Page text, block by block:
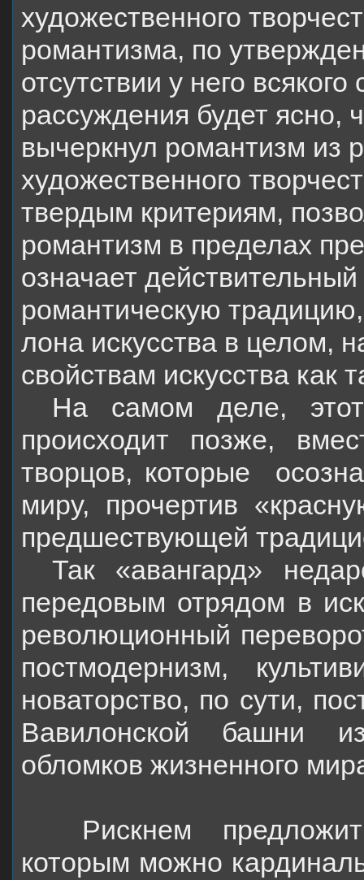
художественного
романтизма, по
отсутствии у него
рассуждения будет ясно,
вычеркнул романтизм из
художественного
твердым критериям,
романтизм в пределах
означает
романтическую
лона искусства в целом,
свойствам искусства как
На самом деле,
происходит позже,
творцов, которые
миру, прочертив
предшествующей
Так «авангард»
передовым отрядом в
революционный
постмодернизм,
новаторство, по сути,
Вавилонской башни
обломков жизненного
Рискнем
которым можно